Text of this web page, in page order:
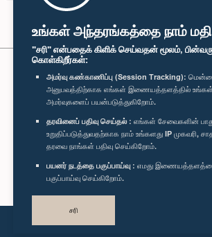
உங்கள் அந்தரங்கத்தை நாம்
"சரி" என்பதைக் கிளிக் செய்வதன் மூலம்,
கொள்கிறீர்கள்:
அமர்வு கண்காணிப்பு (Session Tracking):
அனுபவத்திற்காக எங்கள் இணையத்தளத்தில்
அமர்வுகளைப் பயன்படுத்துகிறோம்.
தரவினைப் பதிவு செய்தல் : எங்கள் சேவைகளின்
உறுதிப்படுத்துவதற்காக நாம் உங்களது IP முகவரி,
தரவை நாங்கள் பதிவு செய்கிறோம்.
பயனர் நடத்தை பகுப்பாய்வு : எமது
பகுப்பாய்வு செய்கிறோம்.
சரி